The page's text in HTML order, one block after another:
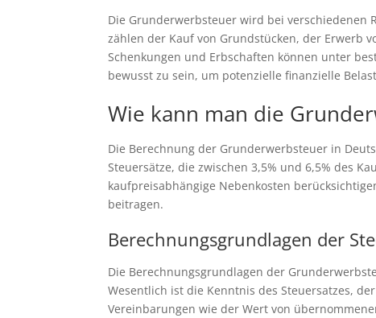
Die Grunderwerbsteuer wird bei verschiedenen
zählen der Kauf von Grundstücken, der Erwerb
Schenkungen und Erbschaften können unter
bewusst zu sein, um potenzielle finanzielle
Wie kann man die
Die Berechnung der Grunderwerbsteuer in
Steuersätze, die zwischen 3,5% und 6,5% des
kaufpreisabhängige Nebenkosten
beitragen.
Berechnungsgrundlagen der
Die Berechnungsgrundlagen der
Wesentlich ist die Kenntnis des Steuersatzes,
Vereinbarungen wie der Wert von